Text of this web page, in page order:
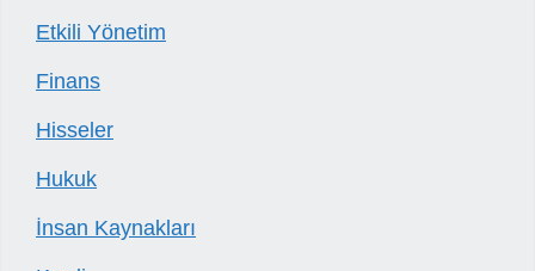
Etkili Yönetim
Finans
Hisseler
Hukuk
İnsan Kaynakları